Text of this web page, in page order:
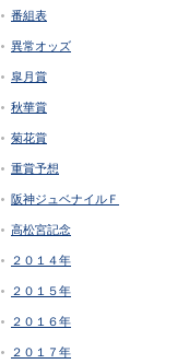
番組表
異常オッズ
皐月賞
秋華賞
菊花賞
重賞予想
阪神ジュベナイルＦ
高松宮記念
２０１４年
２０１５年
２０１６年
２０１７年